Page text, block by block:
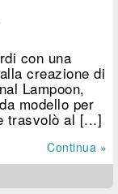
con una
creazione di
Lampoon,
modello per
trasvolò al [...]
Continua »